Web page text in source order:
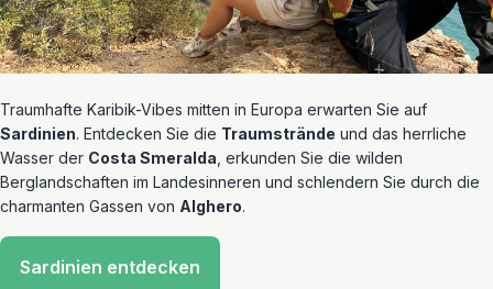
Traumhafte Karibik-Vibes mitten in Europa erwarten Sie auf
Sardinien. Entdecken Sie die Traumstrände und das herrliche
Wasser der Costa Smeralda , erkunden Sie die wilden
Berglandschaften im Landesinneren und schlendern Sie durch die
charmanten Gassen von Alghero.
Sardinien entdecken